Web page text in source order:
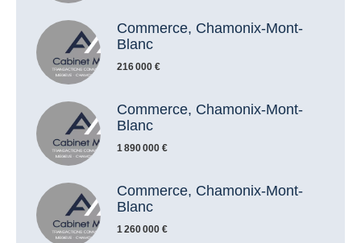
Commerce, Chamonix-Mont-
Blanc
216 000 €
Commerce, Chamonix-Mont-
Blanc
1 890 000 €
Commerce, Chamonix-Mont-
Blanc
1 260 000 €